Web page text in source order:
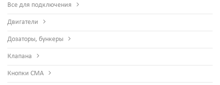
Все для подключения
Двигатели
Дозаторы, бункеры
Клапана
Кнопки СМА